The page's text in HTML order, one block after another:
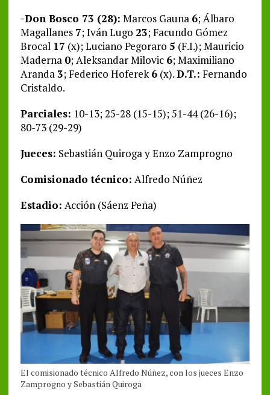
-Don Bosco 73 (28): Marcos Gauna 6; Álbaro
Magallanes 7; Iván Lugo 23; Facundo Gómez
Brocal 17 (x); Luciano Pegoraro 5 (F.I.); Mauricio
Maderna 0; Aleksandar Milovic 6; Maximiliano
Aranda3; Federico Hoferek6(x).D.T.: Fernando
Cristaldo.
Parciales: 10-13; 25-28 (15-15); 51-44 (26-16);
80-73 (29-29)
Jueces: Sebastián Quiroga y Enzo Zamprogno
Comisionado técnico: Alfredo Núñez
Estadio: Acción (Sáenz Peña)
El comisionado técnico Alfredo Núñez, con los jueces Enzo
Zamprogno y Sebastián Quiroga